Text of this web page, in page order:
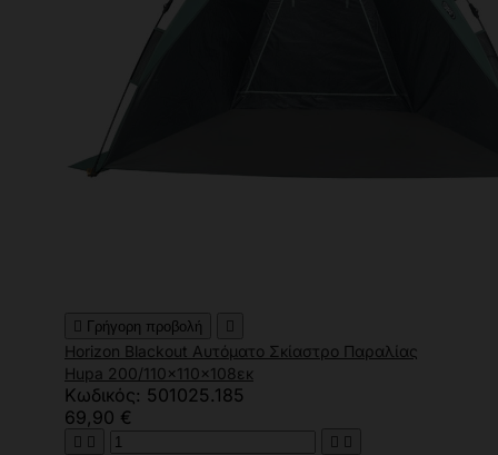
 Γρήγορη προβολή 
Horizon Blackout Αυτόματο Σκίαστρο Παραλίας
Hupa 200/110x110x108εκ
Κωδικός: 501025.185
69,90 €
   